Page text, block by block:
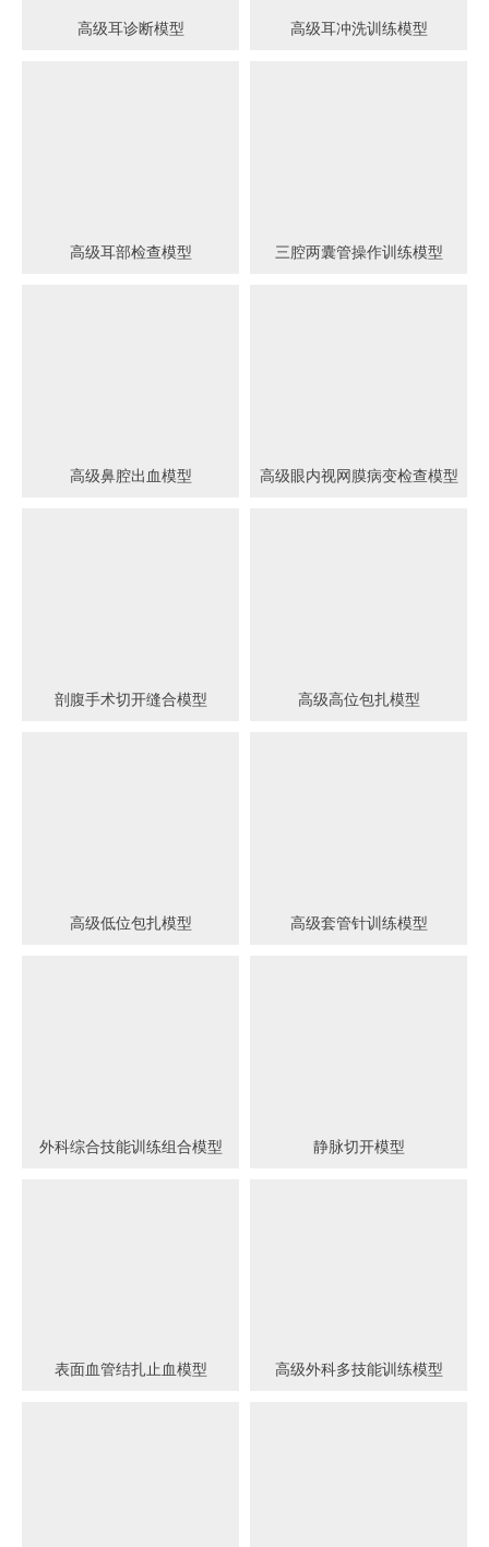
高级耳诊断模型 高级耳冲洗训练模型
高级耳部检查模型 三腔两囊管操作训练模型
高级鼻腔出血模型 高级眼内视网膜病变检查模型
剖腹手术切开缝合模型 高级高位包扎模型
高级低位包扎模型 高级套管针训练模型
外科综合技能训练组合模型 静脉切开模型
表面血管结扎止血模型 高级外科多技能训练模型